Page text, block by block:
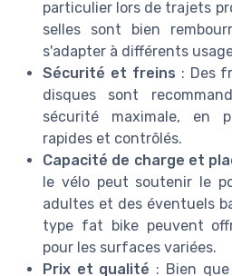
particulier lors de trajets
selles sont bien
s'adapter à différents
Sécurité et freins : Des
disques sont
sécurité maximale, en
rapides et contrôlés.
Capacité de charge et
le vélo peut soutenir le
adultes et des éventuels
type fat bike peuvent
pour les surfaces variées.
Prix et qualité : Bien